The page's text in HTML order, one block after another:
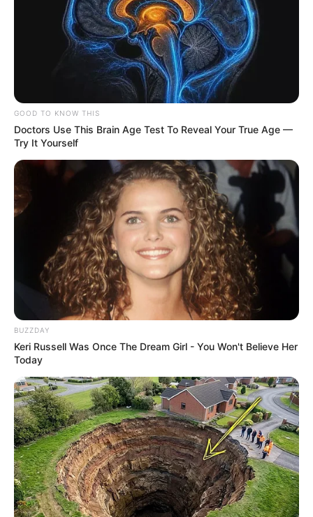
GOOD TO KNOW THIS
Doctors Use This Brain Age Test To Reveal Your True Age —
Try It Yourself
BUZZDAY
Keri Russell Was Once The Dream Girl - You Won't Believe Her
Today